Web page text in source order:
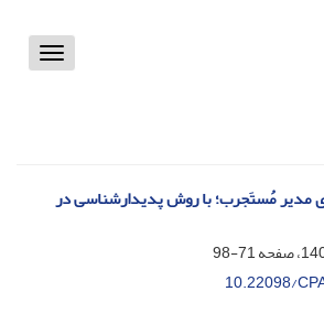
Toggle
مُستَجرب؛ با روش پدیدارشناسی در
71-98
10.22098/